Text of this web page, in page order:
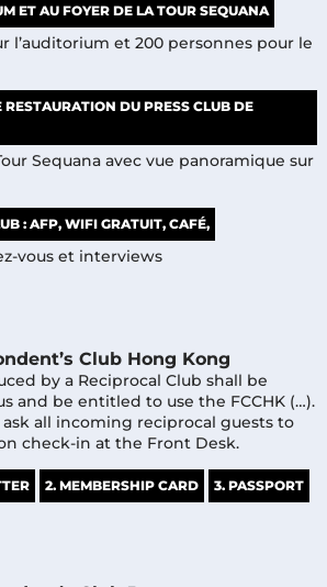
ET AU FOYER DE LA TOUR SEQUANA
l’auditorium et 200 personnes pour le
RESTAURATION DU PRESS CLUB DE
Sequana avec vue panoramique sur
: AFP, WIFI GRATUIT, CAFÉ,
vous et interviews
Club Hong Kong
by a Reciprocal Club shall be
and be entitled to use the FCCHK (…).
all incoming reciprocal guests to
check-in at the Front Desk.
2. MEMBERSHIP CARD 3. PASSPORT